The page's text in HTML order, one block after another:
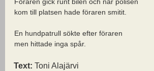
kom till platsen hade föraren smitit.
En hundpatrull sökte efter föraren
men hittade inga spår.
Text: Toni Alajärvi